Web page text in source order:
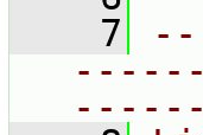
    7